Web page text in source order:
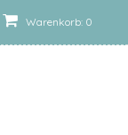
Warenkorb: 0